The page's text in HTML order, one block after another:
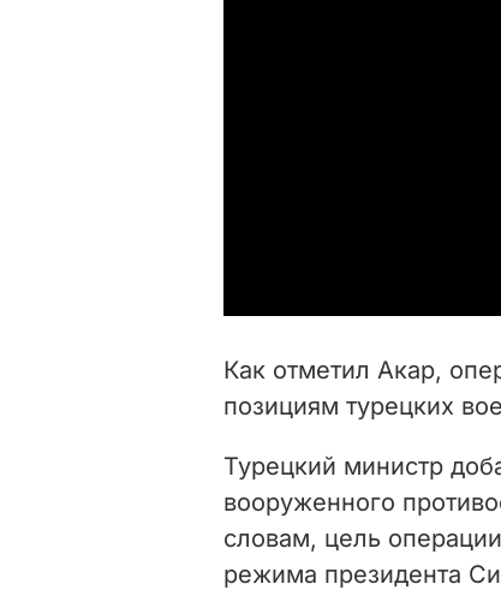
Как отметил Акар,
позициям турецких
Турецкий министр
вооруженного
словам, цель
режима президента